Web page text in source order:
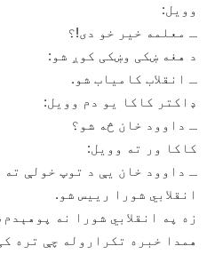
وویل:
ـ معلمه خیر خو دی!؟
د هغه ښکی وښکی کوږ شو:
ـ انقلاب کامیاب شو.
ډاکتر کاکا یو دم وویل:
ـ داوود خان څه شو؟
کاکا ور ته وویل:
ـ داوود خان یې د توپ خولې ته
انقلابي شورا رییس شو.
زه په انقلابي شورا نه
همدا خبره تکراروله چې تره